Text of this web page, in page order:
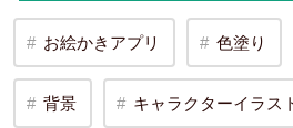
お絵かきアプリ 色塗り
背景 キャラクターイラス